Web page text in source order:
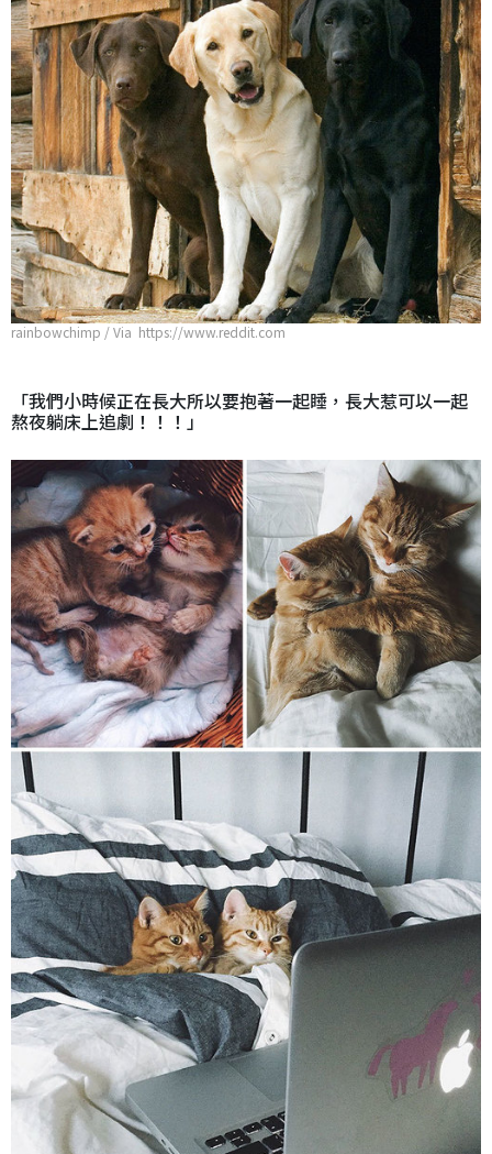
rainbowchimp / Via https://www.reddit.com
「我們小時候正在長大所以要抱著一起睡，長大惹可以一起
熬夜躺床上追劇！！！」